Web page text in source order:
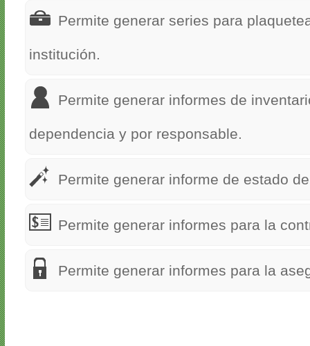
Permite generar series para
institución.
Permite generar informes de
dependencia y por responsable.
Permite generar informe de estado
Permite generar informes para la
Permite generar informes para la